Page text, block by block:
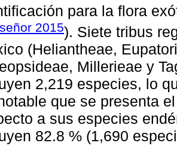
para la flora
2015). Siete tribus
(Heliantheae,
Millerieae y
2,219 especies, lo
que se presenta
a sus especies
82.8 % (1,690